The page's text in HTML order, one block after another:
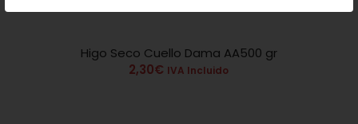
2.00
Higo Seco Cuello Dama AA500 gr
2,30€ IVA Incluido